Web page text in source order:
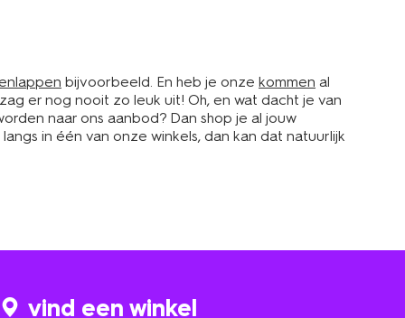
bijvoorbeeld. En heb je onze kommen al
er nog nooit zo leuk uit! Oh, en wat dacht je van
naar ons aanbod? Dan shop je al jouw
in één van onze winkels, dan kan dat natuurlijk
vind een winkel